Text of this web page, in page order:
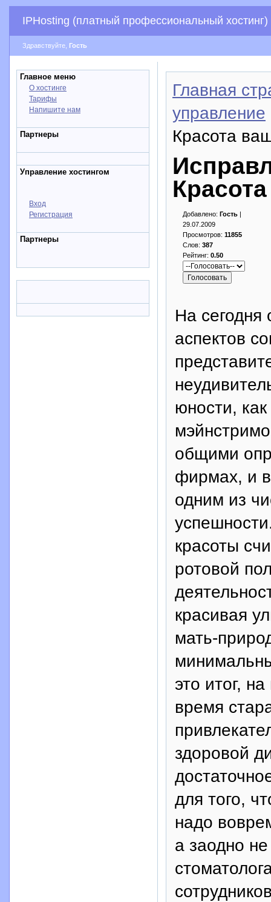
IPHosting (платный профессиональный хостинг)
Здравствуйте, Гость
Главное меню
О хостинге
Тарифы
Напишите нам
Партнеры
Управление хостингом
Вход
Регистрация
Партнеры
Главная
управление
Красота
Добавлено: Гость |
29.07.2009
Просмотров: 11855
Слов: 387
Рейтинг: 0.50
На
аспектов
юности,
общими
фирмах, и
одним из
красоты
ротовой
красивая
мать-
это итог,
время
здоровой
для того,
надо
а заодно